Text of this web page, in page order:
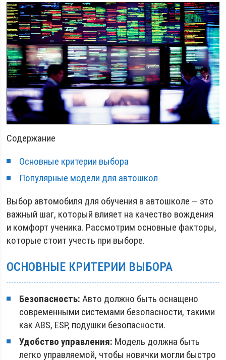
Содержание
Основные критерии выбора
Популярные модели для автошкол
Выбор автомобиля для обучения в автошколе — это
важный шаг, который влияет на качество вождения
и комфорт ученика. Рассмотрим основные факторы,
которые стоит учесть при выборе.
ОСНОВНЫЕ КРИТЕРИИ ВЫБОРА
Безопасность: Авто должно быть оснащено
современными системами безопасности, такими
как ABS, ESP, подушки безопасности.
Удобство управления: Модель должна быть
легко управляемой, чтобы новички могли быстро